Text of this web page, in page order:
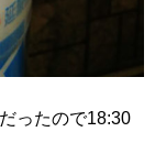
ったので18:30